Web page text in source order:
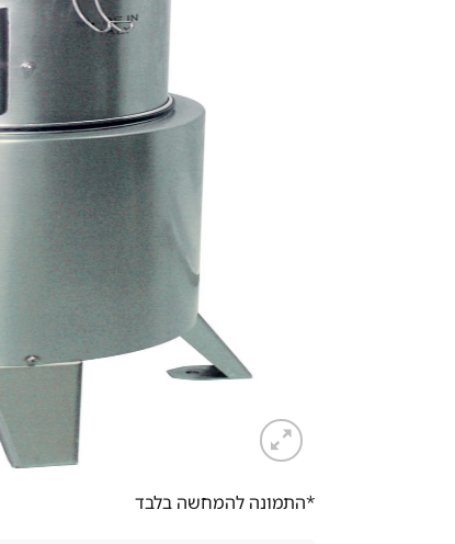
*התמונה להמחשה בלבד